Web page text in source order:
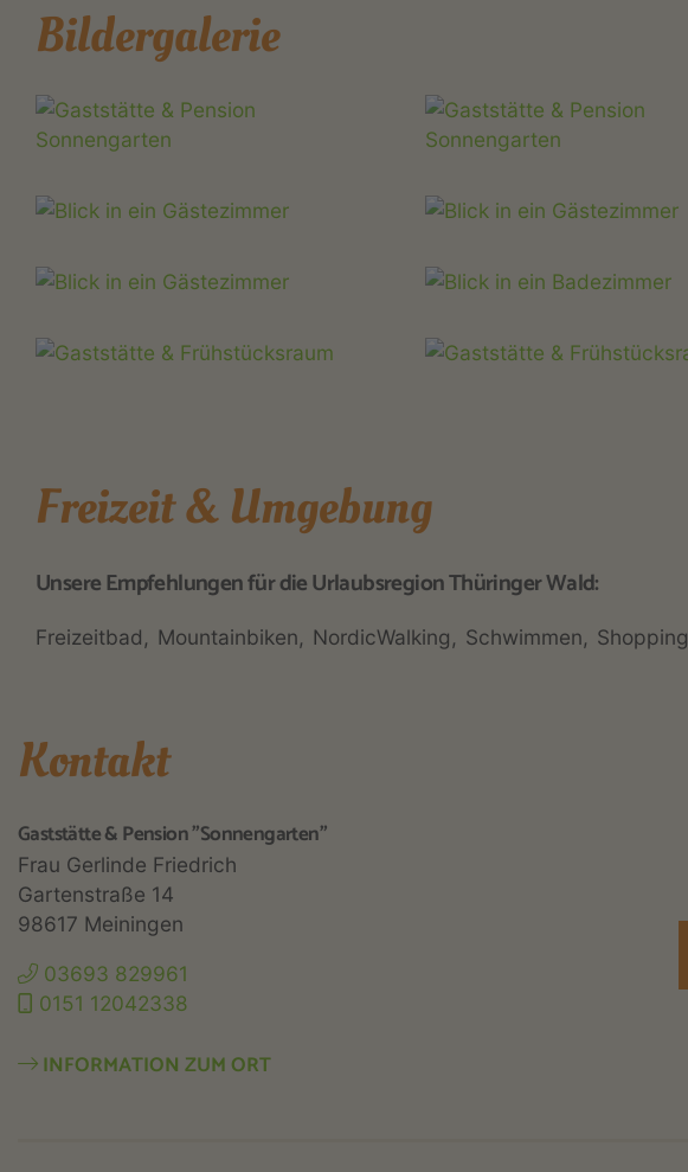
Bildergalerie
Freizeit & Umgebung
Unsere Empfehlungen für die Urlaubsregion Thüringer Wald:
Freizeitbad Mountainbiken NordicWalking Schwimmen Shopping
Kontakt
Gaststätte & Pension "Sonnengarten"
Frau Gerlinde Friedrich
Gartenstraße 14
98617 Meiningen
03693 829961
0151 12042338
INFORMATION ZUM ORT